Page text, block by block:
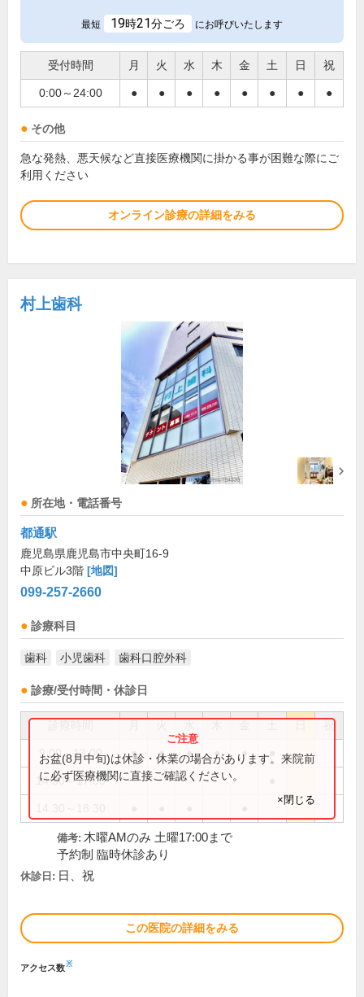
最短 19時21分ごろ にお呼びいたします
受付時間 月 火 水 木 金 土 日 祝
0:00～24:00 ● ● ● ● ● ● ● ●
その他
急な発熱、悪天候など直接医療機関に掛かる事が困難な際にご
利用ください
オンライン診療の詳細をみる
村上歯科
所在地・電話番号
都通駅
鹿児島県鹿児島市中央町16-9
中原ビル3階 [地図]
099-257-2660
診療科目
歯科 小児歯科 歯科口腔外科
診療/受付時間・休診日
祝
9:00～13:00 ● ● ● ● ●
14:30～17:00
お盆(8月中旬)は休診・休業の場合があります。来院前
に必ず医療機関に直接ご確認ください。
×閉じる
備考: 木曜AMのみ 土曜17:00まで
予約制 臨時休診あり
休診日: 日、祝
この医院の詳細をみる
アクセス数※